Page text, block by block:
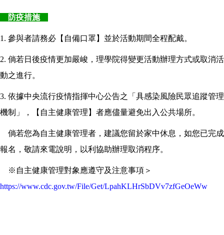
防疫措施
1. 參與者請務必【自備口罩】並於活動期間全程配戴。
2. 倘若日後疫情更加嚴峻，理學院得變更活動辦理方式或取消活
動之進行。
3. 依據中央流行疫情指揮中心公告之「具感染風險民眾追蹤管理
機制」，【自主健康管理】者應儘量避免出入公共場所。
倘若您為自主健康管理者，建議您留於家中休息，如您已完成
報名，敬請來電說明，以利協助辦理取消程序。
※自主健康管理對象應遵守及注意事項＞
https://www.cdc.gov.tw/File/Get/LpahKLHrSbDVv7zfGeOeWw